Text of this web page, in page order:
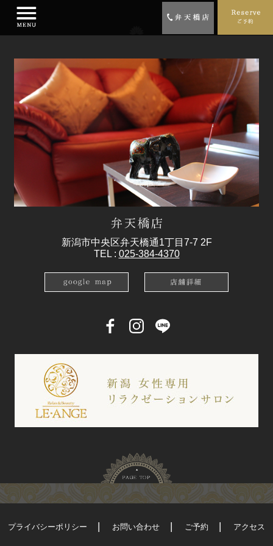
新潟市中央区弁天橋通1丁目7-7 2F
TEL : 025-384-4370
プライバシーポリシー お問い合わせ ご予約 アクセス